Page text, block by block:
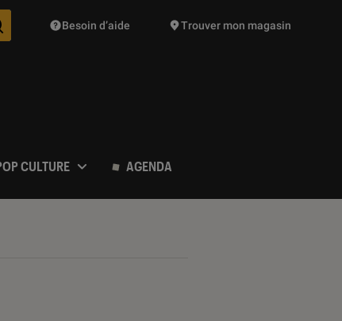
Des suggestions de produits vont vous être proposées
Besoin d’aide Trouver mon magasin
CULTURE AGENDA